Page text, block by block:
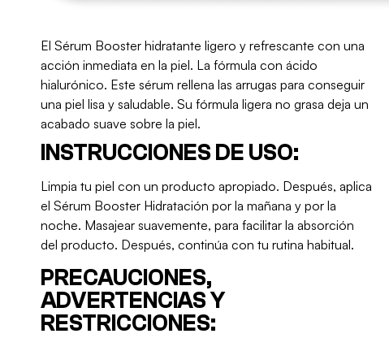
El Sérum Booster hidratante ligero y refrescante con una
acción inmediata en la piel. La fórmula con ácido
hialurónico. Este sérum rellena las arrugas para conseguir
una piel lisa y saludable. Su fórmula ligera no grasa deja un
acabado suave sobre la piel.
INSTRUCCIONES DE USO:
Limpia tu piel con un producto apropiado. Después, aplica
el Sérum Booster Hidratación por la mañana y por la
noche. Masajear suavemente, para facilitar la absorción
del producto. Después, continúa con tu rutina habitual.
PRECAUCIONES,
ADVERTENCIAS Y
RESTRICCIONES: